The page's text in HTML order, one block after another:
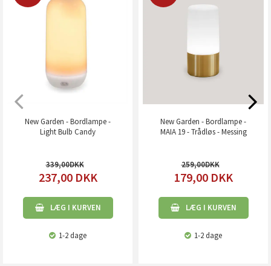
New Garden - Bordlampe -
Light Bulb Candy
339,00
237,00 DKK
LÆG I KURVEN
1-2 dage
New Garden - Bordlampe -
MAIA 19 - Trådløs - Messing
259,00
179,00 DKK
LÆG I KURVEN
1-2 dage